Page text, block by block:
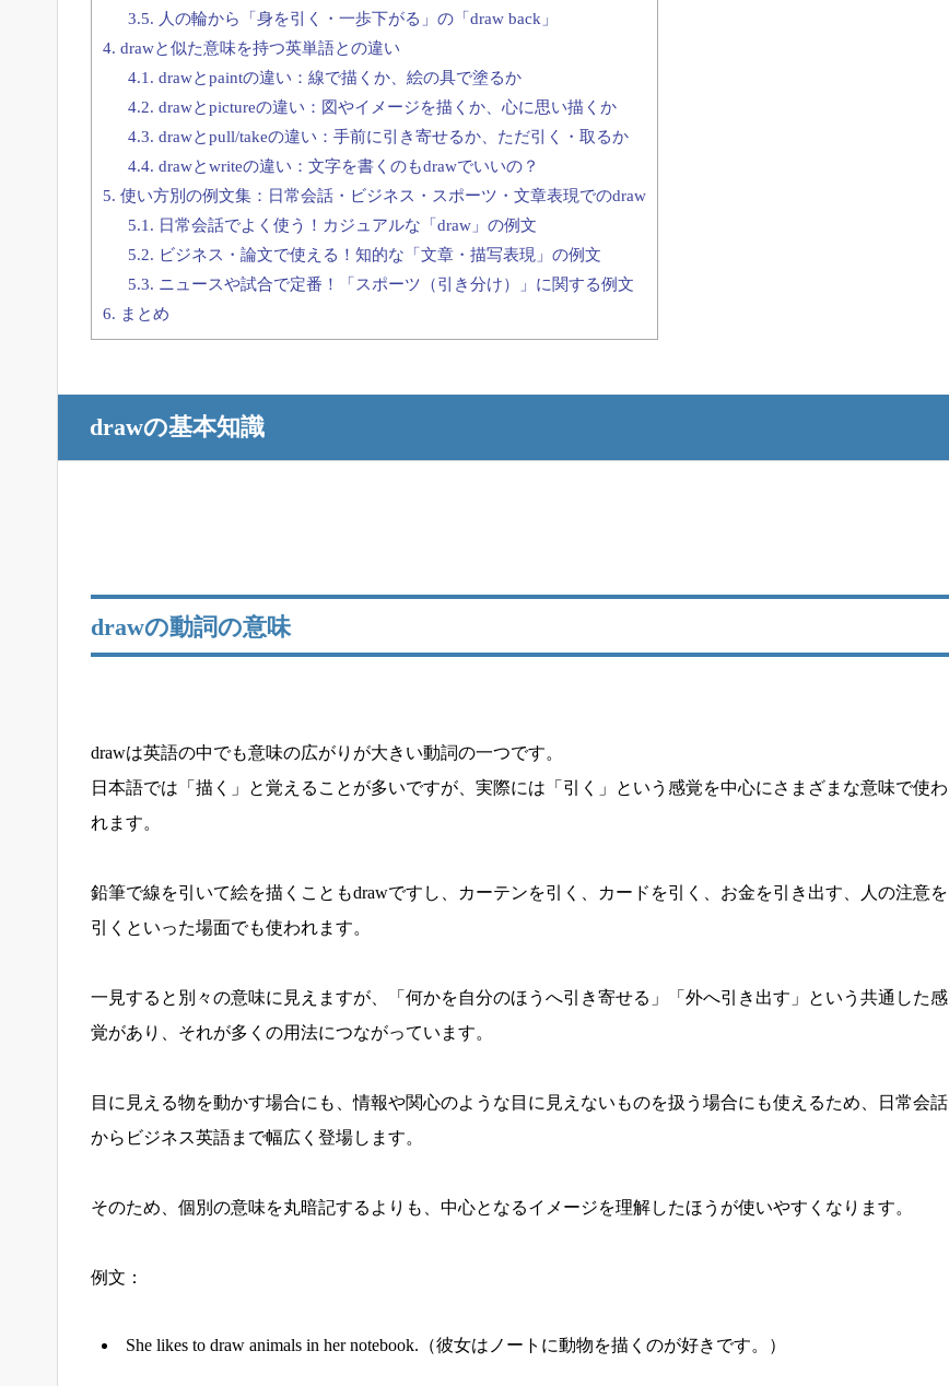
3.5. 人の輪から「身を引く・一歩下がる」の「draw back」
4. drawと似た意味を持つ英単語との違い
4.1. drawとpaintの違い：線で描くか、絵の具で塗るか
4.2. drawとpictureの違い：図やイメージを描くか、心に思い描くか
4.3. drawとpull/takeの違い：手前に引き寄せるか、ただ引く・取るか
4.4. drawとwriteの違い：文字を書くのもdrawでいいの？
5. 使い方別の例文集：日常会話・ビジネス・スポーツ・文章表現でのdraw
5.1. 日常会話でよく使う！カジュアルな「draw」の例文
5.2. ビジネス・論文で使える！知的な「文章・描写表現」の例文
5.3. ニュースや試合で定番！「スポーツ（引き分け）」に関する例文
6. まとめ
drawの基本知識
drawの動詞の意味
drawは英語の中でも意味の広がりが大きい動詞の一つです。
日本語では「描く」と覚えることが多いですが、実際には「引く」という感覚を中心にさまざまな意味で使わ
れます。
鉛筆で線を引いて絵を描くこともdrawですし、カーテンを引く、カードを引く、お金を引き出す、人の注意を
引くといった場面でも使われます。
一見すると別々の意味に見えますが、「何かを自分のほうへ引き寄せる」「外へ引き出す」という共通した感
覚があり、それが多くの用法につながっています。
目に見える物を動かす場合にも、情報や関心のような目に見えないものを扱う場合にも使えるため、日常会話
からビジネス英語まで幅広く登場します。
そのため、個別の意味を丸暗記するよりも、中心となるイメージを理解したほうが使いやすくなります。
例文：
She likes to draw animals in her notebook.（彼女はノートに動物を描くのが好きです。）